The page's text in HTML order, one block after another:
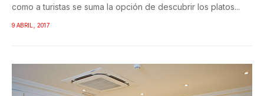
como a turistas se suma la opción de descubrir los platos...
9 ABRIL, 2017